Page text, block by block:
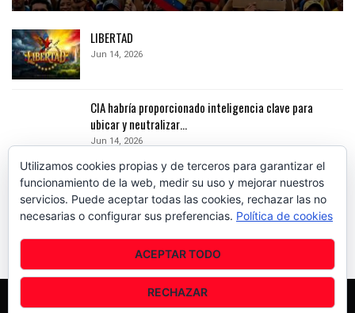
LIBERTAD
Jun 14, 2026
CIA habría proporcionado inteligencia clave para
ubicar y neutralizar…
Jun 14, 2026
Ataque aéreo eliminó al «Niño Guerrero», líder del Tren
de Aragua
Jun 14, 2026
Utilizamos cookies propias y de terceros para garantizar el
funcionamiento de la web, medir su uso y mejorar nuestros
servicios. Puede aceptar todas las cookies, rechazar las no
necesarias o configurar sus preferencias. Política de cookies
ACEPTAR TODO
RECHAZAR